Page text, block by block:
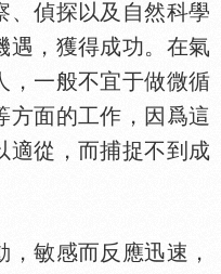
、偵探以及自然科學
遇，獲得成功。在氣
，一般不宜于做微循
方面的工作，因爲這
適從，而捕捉不到成
敏感而反應迅速，